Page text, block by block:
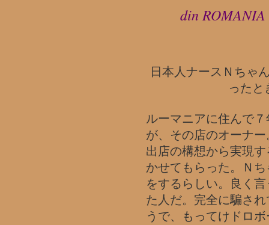
din ROMANIA
日本人ナースＮちゃ
ったと
ルーマニアに住んで
が、その店のオーナー
出店の構想から実現
かせてもらった。Ｎ
をするらしい。良く
た人だ。完全に騙さ
うで、もってけドロ